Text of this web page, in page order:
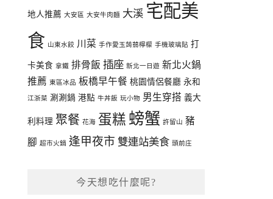
地人推薦 大安區 大安牛肉麵 大溪 宅配美
食 山東水餃 川菜 手作愛玉蒟蒻檸檬 手機玻璃貼 打
卡美食 拿鐵 排骨飯 插座 新北一日遊 新北火鍋
推薦 東區冰品 板橋早午餐 桃園情侶餐廳 永和
江浙菜 涮涮鍋 港點 牛丼飯 玩小物 男生穿搭 義大
利料理 聚餐 花海 蛋糕 螃蟹 許留山 豬
腳 超市火鍋 逢甲夜市 雙連站美食 頭前庄
今天想吃什麼呢?